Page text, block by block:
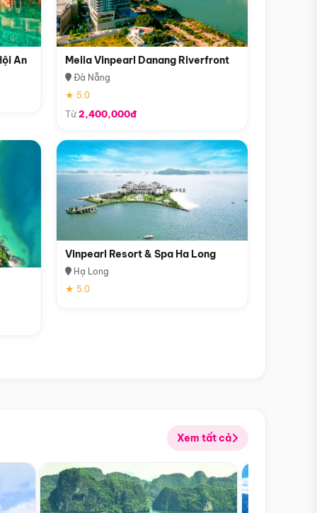
An Melia Vinpearl Danang Riverfront
Đà Nẵng
★ 5.0
Từ2,400,000đ
Vinpearl Resort & Spa Ha Long
Hạ Long
★ 5.0
Xem tất cả